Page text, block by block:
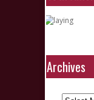
Archives
Archives